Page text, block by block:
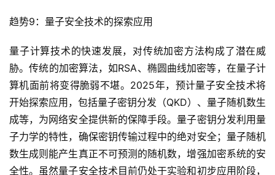
趋势9：量子安全技术的探索应用
量子计算技术的快速发展，对传统加密方法构成了潜在威
胁。传统的加密算法，如RSA、椭圆曲线加密等，在量子计
算机面前将变得脆弱不堪。2025年，预计量子安全技术将
开始探索应用，包括量子密钥分发（QKD）、量子随机数生
成等，为网络安全提供新的保障手段。量子密钥分发利用量
子力学的特性，确保密钥传输过程中的绝对安全；量子随机
数生成则能产生真正不可预测的随机数，增强加密系统的安
全性。虽然量子安全技术目前仍处于实验和初步应用阶段，